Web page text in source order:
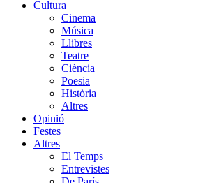
Cultura
Cinema
Música
Llibres
Teatre
Ciència
Poesia
Història
Altres
Opinió
Festes
Altres
El Temps
Entrevistes